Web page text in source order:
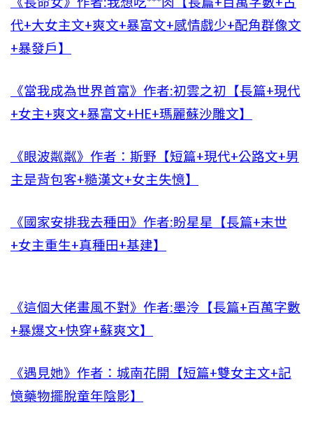
代+大女主文+爽文+暴富文+感情戲少+配角群像文
+暴發戶】
《當我成為世界首富》作者:初雲之初【長篇+現代
+女主+爽文+暴富文+HE+瑪麗蘇沙雕文】
《眼波粼粼》作者：斯野【短篇+現代+公路文+男
主是背包客+糙漢文+女主失憶】
《國家安排我去種田》作者:盼星星【長篇+末世
+女主重生+真種田+基建】
《這個大佬畫風不對》作者:墨泠【長篇+百萬字數
+暴爆文+快穿+蘇爽文】
《遇見她》作者：城南花開【短篇+雙女主文+記
憶藥物擺脫童年陰影】